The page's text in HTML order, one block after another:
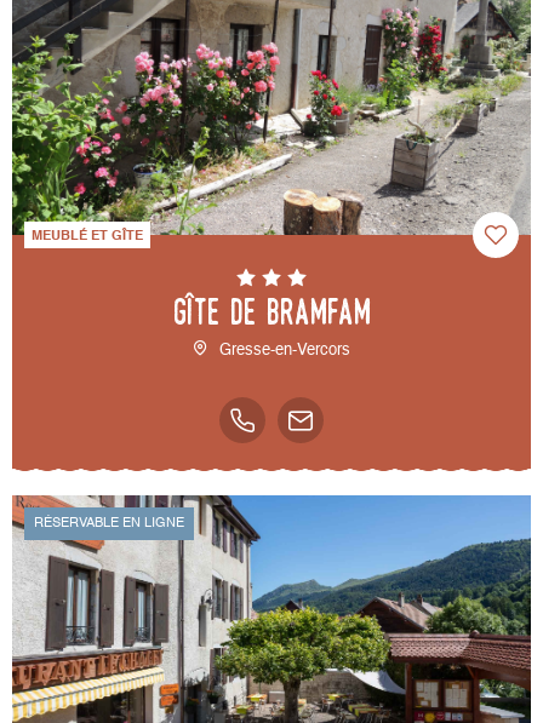
MEUBLÉ ET GÎTE
Gîte de Bramfam
Gresse-en-Vercors
RÉSERVABLE EN LIGNE